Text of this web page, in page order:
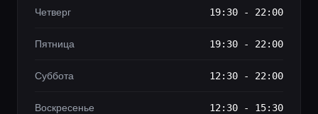
Четверг 19:30 - 22:00
Пятница 19:30 - 22:00
Суббота 12:30 - 22:00
Воскресенье 12:30 - 15:30